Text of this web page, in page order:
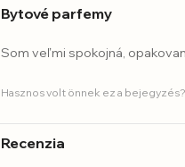
Bytové parfemy
Som veľmi spokojná,
Hasznos volt önnek ez a bejegyzés?
Recenzia